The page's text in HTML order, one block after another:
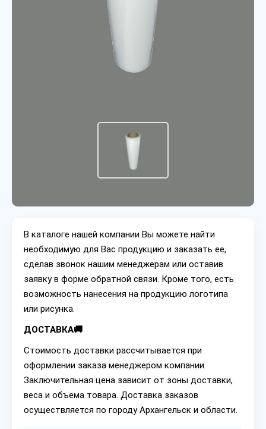
В каталоге нашей компании Вы можете найти
необходимую для Вас продукцию и заказать ее,
сделав звонок нашим менеджерам или оставив
заявку в форме обратной связи. Кроме того, есть
возможность нанесения на продукцию логотипа
или рисунка.
ДОСТАВКА🚚
Стоимость доставки рассчитывается при
оформлении заказа менеджером компании.
Заключительная цена зависит от зоны доставки,
веса и объема товара. Доставка заказов
осуществляется по городу Архангельск и области.